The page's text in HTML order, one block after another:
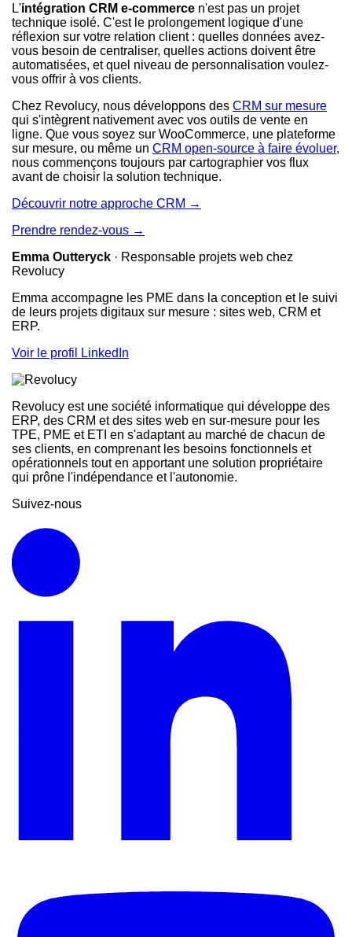
L'intégration CRM e-commerce n'est pas un projet
technique isolé. C'est le prolongement logique d'une
réflexion sur votre relation client : quelles données avez-
vous besoin de centraliser, quelles actions doivent être
automatisées, et quel niveau de personnalisation voulez-
vous offrir à vos clients.
Chez Revolucy, nous développons des CRM sur mesure
qui s'intègrent nativement avec vos outils de vente en
ligne. Que vous soyez sur WooCommerce, une plateforme
sur mesure, ou même un CRM open-source à faire évoluer,
nous commençons toujours par cartographier vos flux
avant de choisir la solution technique.
Découvrir notre approche CRM →
Prendre rendez-vous →
Emma Outteryck · Responsable projets web chez
Revolucy
Emma accompagne les PME dans la conception et le suivi
de leurs projets digitaux sur mesure : sites web, CRM et
ERP.
Voir le profil LinkedIn
Revolucy est une société informatique qui développe des
ERP, des CRM et des sites web en sur-mesure pour les
TPE, PME et ETI en s'adaptant au marché de chacun de
ses clients, en comprenant les besoins fonctionnels et
opérationnels tout en apportant une solution propriétaire
qui prône l'indépendance et l'autonomie.
Suivez-nous